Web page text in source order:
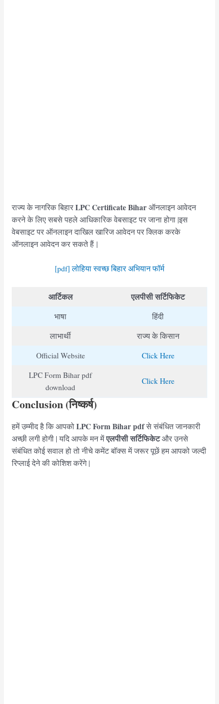
राज्य के नागरिक बिहार LPC Certificate Biharऑनलाइन आवेदन
करने के लिए सबसे पहले आधिकारिक वेबसाइट पर जाना होगा |इस
वेबसाइट पर ऑनलाइन दाखिल खारिज आवेदन पर क्लिक करके
ऑनलाइन आवेदन कर सकते हैं |
[pdf] लोहिया स्‍वच्‍छ बिहार अभियान फॉर्म
आर्टिकल एलपीसी सर्टिफिकेट
भाषा
हिंदी
लाभार्थी
राज्य के किसान
Official Website
Click Here
LPC Form Bihar pdf
download
Click Here
Conclusion (निष्कर्ष)
हमें उम्मीद है कि आपको LPC Form Bihar pdfसे संबंधित जानकारी
अच्छी लगी होगी | यदि आपके मन मेंएलपीसी सर्टिफिकेटऔर उनसे
संबंधित कोई सवाल हो तो नीचे कमेंट बॉक्स में जरूर पूछें हम आपको जल्दी
रिप्लाई देने की कोशिश करेंगे |